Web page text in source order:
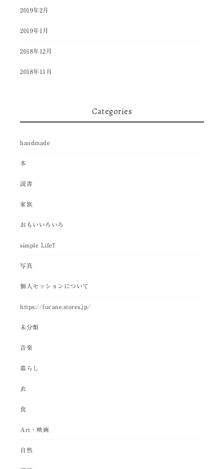
2019年2月
2019年1月
2018年12月
2018年11月
Categories
handmade
本
読書
家族
おもいいろいろ
simple Life!!
写真
個人セッションについて
https://fucane.stores.jp/
未分類
音楽
暮らし
衣
食
Art・映画
自然